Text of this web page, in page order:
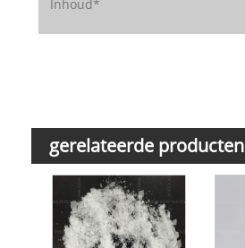
gerelateerde producten